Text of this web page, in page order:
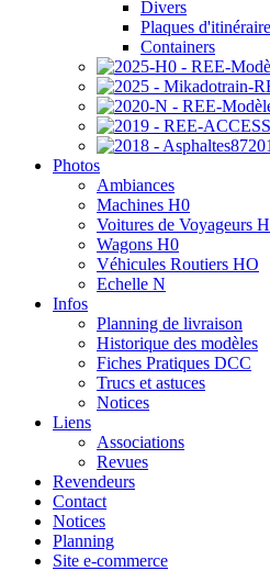
Divers
Plaques
Containers
Photos
Ambiances
Machines H0
Voitures de Voyageurs
Wagons H0
Véhicules Routiers HO
Echelle N
Infos
Planning de livraison
Historique des modèles
Fiches Pratiques DCC
Trucs et astuces
Notices
Liens
Associations
Revues
Revendeurs
Contact
Notices
Planning
Site e-commerce